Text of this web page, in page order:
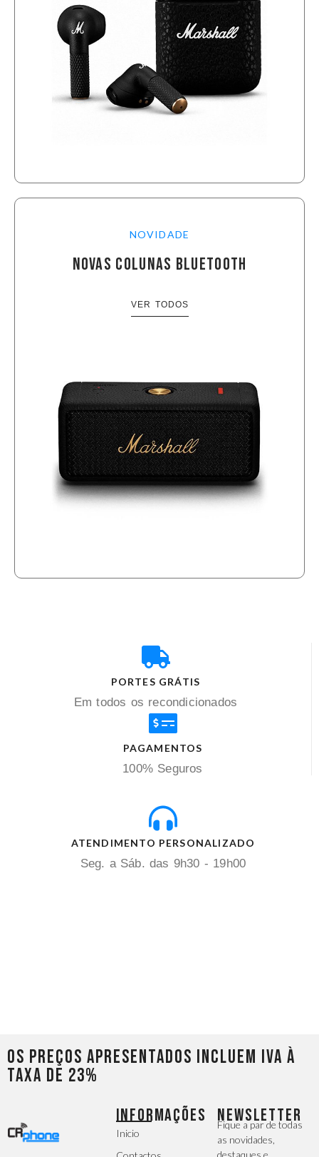
NOVIDADE
NOVAS COLUNAS BLUETOOTH
VER TODOS
PORTES GRÁTIS
Em todos os recondicionados
PAGAMENTOS
100% Seguros
ATENDIMENTO PERSONALIZADO
Seg. a Sáb. das 9h30 - 19h00
Os preços apresentados incluem IVA à
taxa de 23%
INFORMAÇÕES
Inicio
NEWSLETTER
Fique a par de todas
as novidades,
destaques e